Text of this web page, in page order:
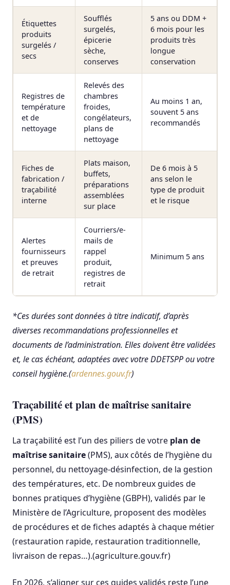
Étiquettes
produits
surgelés /
secs
Soufflés
surgelés,
épicerie
sèche,
conserves
5 ans ou DDM +
6 mois pour les
produits très
longue
conservation
Registres de
température
et de
nettoyage
Relevés des
chambres
froides,
congélateurs,
plans de
nettoyage
Au moins 1 an,
souvent 5 ans
recommandés
Fiches de
fabrication /
traçabilité
interne
Plats maison,
buffets,
préparations
assemblées
sur place
De 6 mois à 5
ans selon le
type de produit
et le risque
Alertes
fournisseurs
et preuves
de retrait
Courriers/e-
mails de
rappel
produit,
registres de
retrait
Minimum 5 ans
*Ces durées sont données à titre indicatif, d’après
diverses recommandations professionnelles et
documents de l’administration. Elles doivent être validées
et, le cas échéant, adaptées avec votre DDETSPP ou votre
conseil hygiène.(ardennes.gouv.fr)
Traçabilité et plan de maîtrise sanitaire
(PMS)
La traçabilité est l’un des piliers de votre plan de
maîtrise sanitaire(PMS), aux côtés de l’hygiène du
personnel, du nettoyage-désinfection, de la gestion
des températures, etc. De nombreux guides de
bonnes pratiques d’hygiène (GBPH), validés par le
Ministère de l’Agriculture, proposent des modèles
de procédures et de fiches adaptés à chaque métier
(restauration rapide, restauration traditionnelle,
livraison de repas…).(agriculture.gouv.fr)
En 2026, s’aligner sur ces guides validés reste l’une